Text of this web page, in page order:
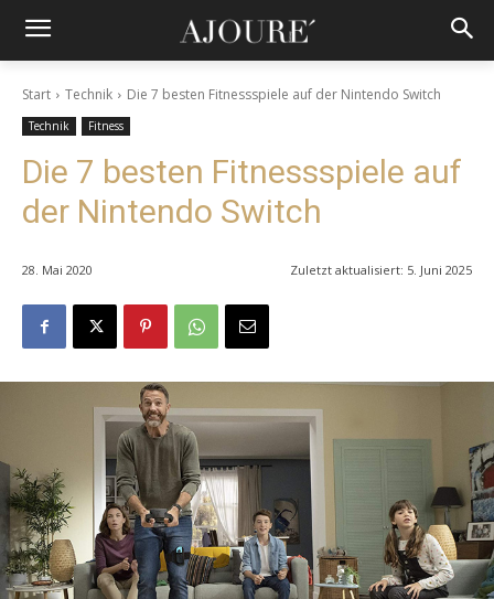
Start Technik Die 7 besten Fitnessspiele auf der Nintendo Switch
Technik Fitness
Die 7 besten Fitnessspiele auf
der Nintendo Switch
28. Mai 2020 Zuletzt aktualisiert: 5. Juni 2025